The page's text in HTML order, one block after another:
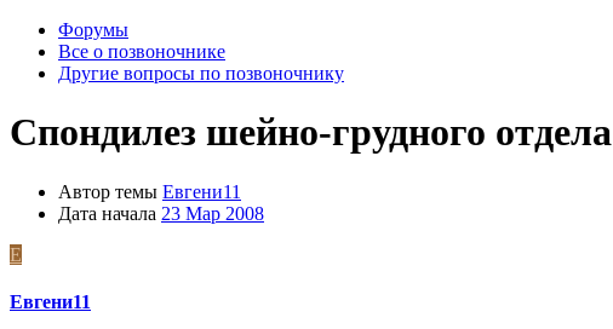
Форумы
Все о позвоночнике
Другие вопросы по позвоночнику
Спондилез шейно-грудного отдела
Автор темы Евгени11
Дата начала 23 Мар 2008
Е
Евгени11